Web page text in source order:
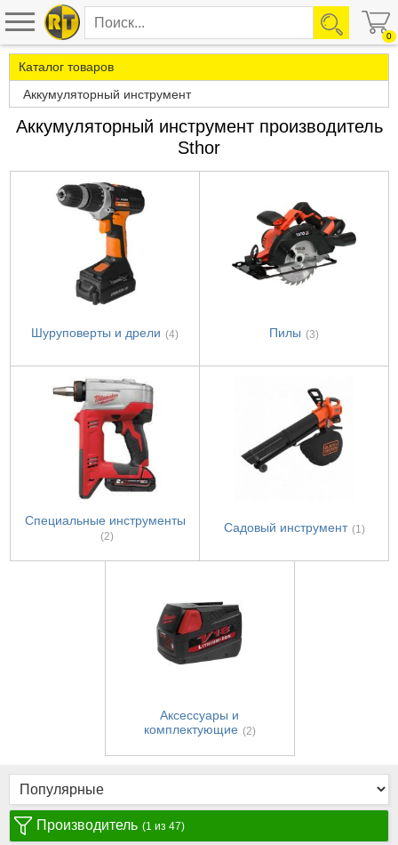
0
Каталог товаров
Аккумуляторный инструмент
Аккумуляторный инструмент производитель
Sthor
Шуруповерты и дрели (4) Пилы (3)
Специальные инструменты
(2)
Садовый инструмент (1)
Аксессуары и
комплектующие (2)
Производитель (1 из 47)